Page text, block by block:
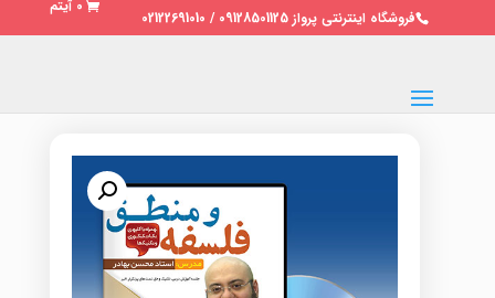
فروشگاه اینترنتی پرواز 09128501125 / 02122691010
0 آیتم